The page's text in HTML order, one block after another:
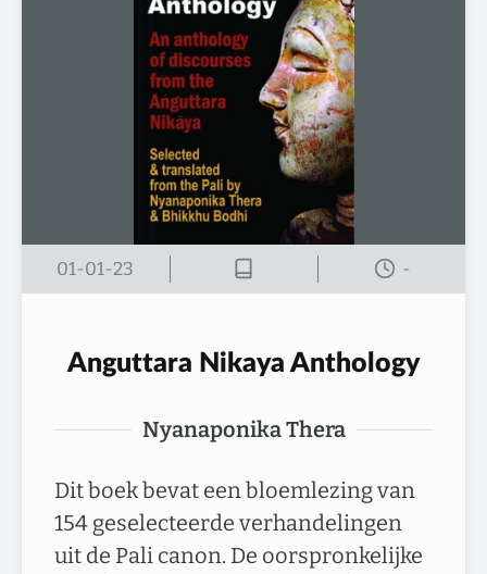
01-01-23 -
Anguttara Nikaya Anthology
Nyanaponika Thera
Dit boek bevat een bloemlezing van
154 geselecteerde verhandelingen
uit de Pali canon. De oorspronkelijke